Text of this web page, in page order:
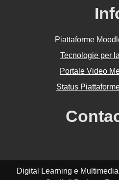
Piattaforme
Tecnologie per
Portale Video
Status
Digital Learning e